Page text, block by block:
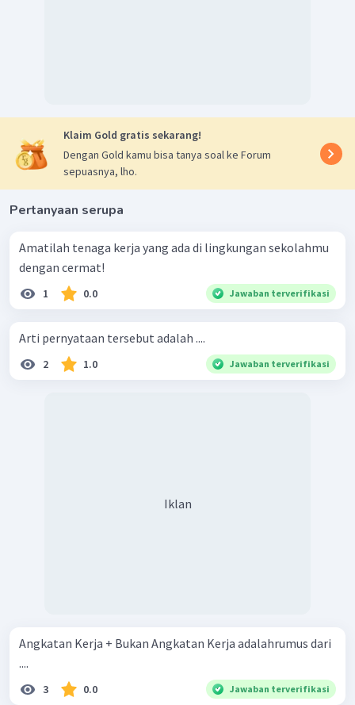
Klaim Gold gratis sekarang!
Dengan Gold kamu bisa tanya soal ke Forum
sepuasnya, lho.
Pertanyaan serupa
Amatilah tenaga kerja yang ada di lingkungan sekolahmu
dengan cermat!
1 0.0 Jawaban terverifikasi
Arti pernyataan tersebut adalah ....
2 1.0 Jawaban terverifikasi
Iklan
Angkatan Kerja + Bukan Angkatan Kerja adalahrumus dari
....
3 0.0 Jawaban terverifikasi